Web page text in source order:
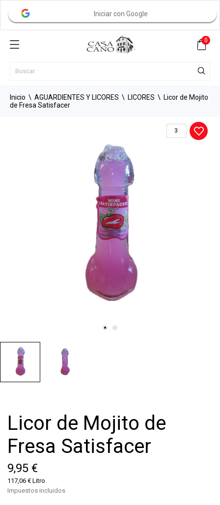
Iniciar con Google
0
Inicio AGUARDIENTES Y LICORES LICORES
Licor de Mojito
de Fresa Satisfacer
3
Licor de Mojito de
Fresa Satisfacer
9,95 €
117,06 € Litro
Impuestos incluidos